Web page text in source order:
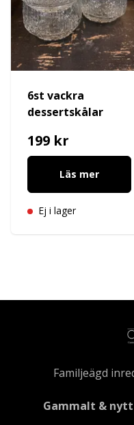
6st vackra
dessertskålar
199 kr
Läs mer
Ej i lager
Familjeägd
Gammalt &